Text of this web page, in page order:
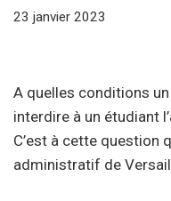
23 janvier 2023
A quelles conditions
interdire à un étudiant
C’est à cette question
administratif de